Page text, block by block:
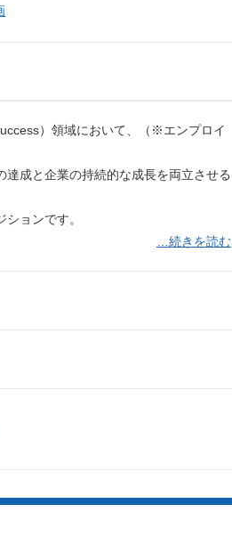
）領域において、（※エンプロイ
成と企業の持続的な成長を両立させる
ョンです。
…続きを読む